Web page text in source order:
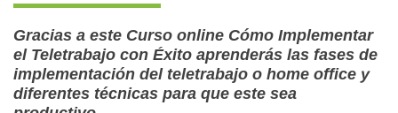
Gracias a este Curso online Cómo Implementar
el Teletrabajo con Éxito aprenderás las fases de
implementación del teletrabajo o home office y
diferentes técnicas para que este sea